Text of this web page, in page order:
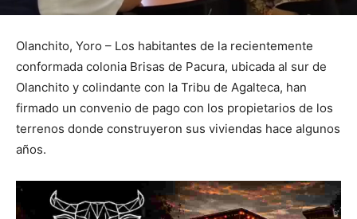
Olanchito, Yoro – Los habitantes de la recientemente
conformada colonia Brisas de Pacura, ubicada al sur de
Olanchito y colindante con la Tribu de Agalteca, han
firmado un convenio de pago con los propietarios de los
terrenos donde construyeron sus viviendas hace algunos
años.